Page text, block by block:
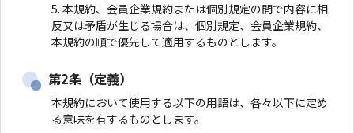
本規約、会員企業規約または個別規定の間で内容に相
反又は矛盾が生じる場合は、個別規定、会員企業規約、
本規約の順で優先して適用するものとします。
第2条（定義）
本規約において使用する以下の用語は、各々以下に定め
る意味を有するものとします。